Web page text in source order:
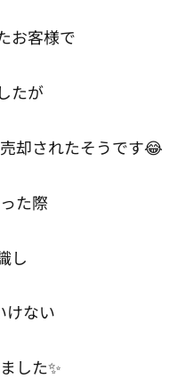
お客様で
たが
却されたそうです😂
た際
し
けない
した✨